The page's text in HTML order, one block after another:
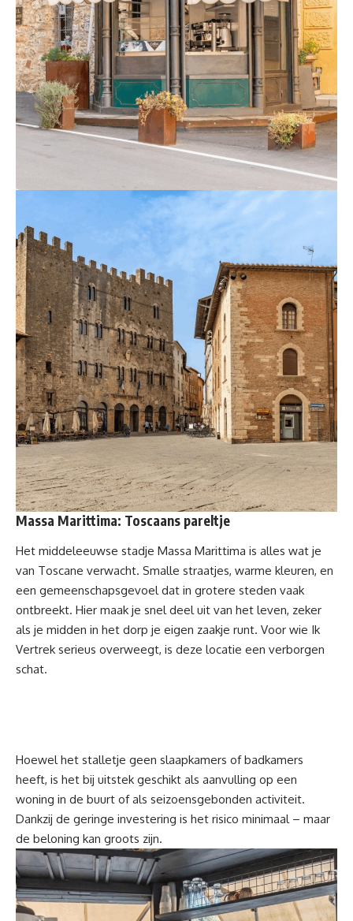
Massa Marittima: Toscaans pareltje
Het middeleeuwse stadje Massa Marittima is alles wat je
van Toscane verwacht. Smalle straatjes, warme kleuren, en
een gemeenschapsgevoel dat in grotere steden vaak
ontbreekt. Hier maak je snel deel uit van het leven, zeker
als je midden in het dorp je eigen zaakje runt. Voor wie Ik
Vertrek serieus overweegt, is deze locatie een verborgen
schat.
Hoewel het stalletje geen slaapkamers of badkamers
heeft, is het bij uitstek geschikt als aanvulling op een
woning in de buurt of als seizoensgebonden activiteit.
Dankzij de geringe investering is het risico minimaal – maar
de beloning kan groots zijn.